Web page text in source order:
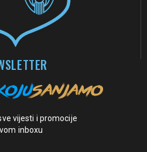
vijesti i promocije
inboxu